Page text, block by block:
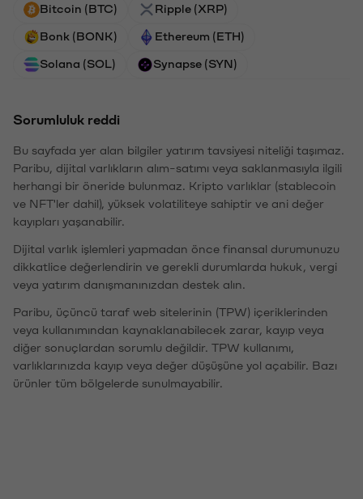
Bitcoin (BTC) Ripple (XRP)
Bonk (BONK) Ethereum (ETH)
Solana (SOL) Synapse (SYN)
Sorumluluk reddi
Bu sayfada yer alan bilgiler yatırım tavsiyesi niteliği taşımaz.
Paribu, dijital varlıkların alım-satımı veya saklanmasıyla ilgili
herhangi bir öneride bulunmaz. Kripto varlıklar (stablecoin
ve NFT'ler dahil), yüksek volatiliteye sahiptir ve ani değer
kayıpları yaşanabilir.
Dijital varlık işlemleri yapmadan önce finansal durumunuzu
dikkatlice değerlendirin ve gerekli durumlarda hukuk, vergi
veya yatırım danışmanınızdan destek alın.
Paribu, üçüncü taraf web sitelerinin (TPW) içeriklerinden
veya kullanımından kaynaklanabilecek zarar, kayıp veya
diğer sonuçlardan sorumlu değildir. TPW kullanımı,
varlıklarınızda kayıp veya değer düşüşüne yol açabilir. Bazı
ürünler tüm bölgelerde sunulmayabilir.